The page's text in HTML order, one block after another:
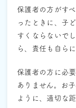
保護者の方がす
ったときに、子
すくならないで
ら、責任も自ら
保護者の方に必
ありません。お
ように、適切な